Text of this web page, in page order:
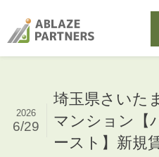
埼玉県さいた
マンション【
ースト】新規
2026
6/29